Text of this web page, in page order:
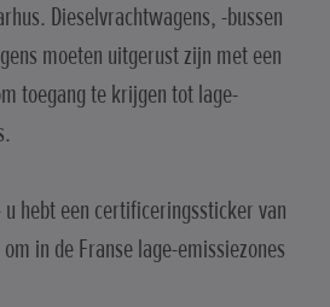
Dieselvrachtwagens, -bussen
moeten uitgerust zijn met een
toegang te krijgen tot lage-
hebt een certificeringssticker van
in de Franse lage-emissiezones